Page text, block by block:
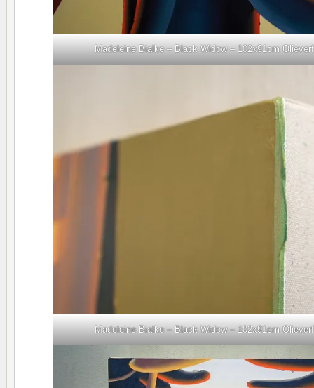
Madeleine Bialke – Black Widow – 102x91cm
Madeleine Bialke – Black Widow – 102x91cm